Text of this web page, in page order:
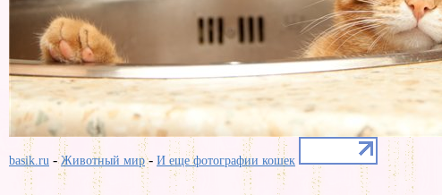
basik.ru -Животный мир- И еще фотографии кошек